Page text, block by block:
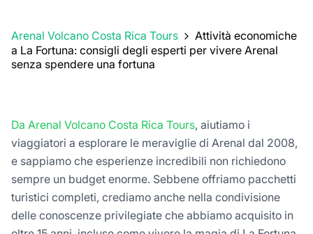
Arenal Volcano Costa Rica Tours
Attività economiche
a La Fortuna: consigli degli esperti per vivere Arenal
senza spendere una fortuna
Da Arenal Volcano Costa Rica Tours, aiutiamo i
viaggiatori a esplorare le meraviglie di Arenal dal 2008,
e sappiamo che esperienze incredibili non richiedono
sempre un budget enorme. Sebbene offriamo pacchetti
turistici completi, crediamo anche nella condivisione
delle conoscenze privilegiate che abbiamo acquisito in